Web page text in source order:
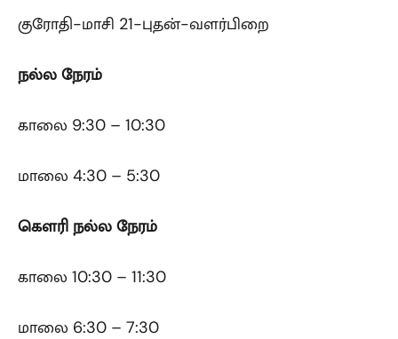
குரோதி-மாசி 21-புதன்-வளர்பிறை
நல்ல நேரம்
காலை 9:30 – 10:30
மாலை 4:30 – 5:30
கௌரி நல்ல நேரம்
காலை 10:30 – 11:30
மாலை 6:30 – 7:30